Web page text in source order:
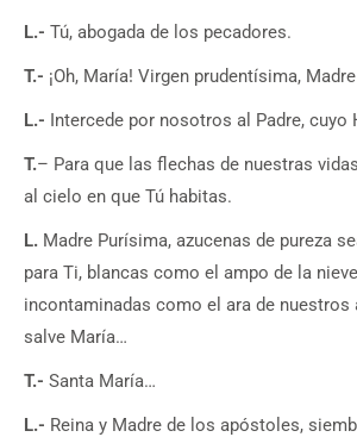
L.- Tú, abogada de los pecadores.
T.- ¡Oh, María! Virgen prudentísima,
L.- Intercede por nosotros al Padre, cuyo
T.– Para que las flechas de nuestras
al cielo en que Tú habitas.
L. Madre Purísima, azucenas de pureza
para Ti, blancas como el ampo de la
incontaminadas como el ara de nuestros
salve María…
T.- Santa María…
L.- Reina y Madre de los apóstoles,